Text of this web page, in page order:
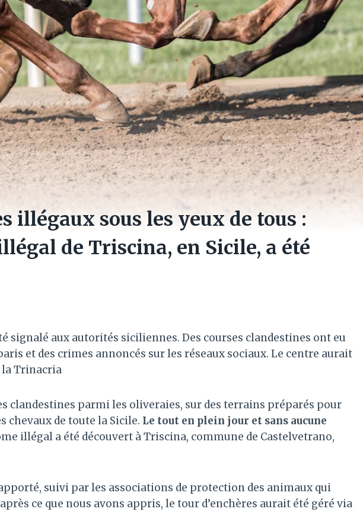
illégaux sous les yeux de tous :
de Triscina, en Sicile, a été
signalé aux autorités siciliennes. Des courses clandestines ont eu
et des crimes annoncés sur les réseaux sociaux. Le centre aurait
la Trinacria
clandestines parmi les oliveraies, sur des terrains préparés pour
chevaux de toute la Sicile. Le tout en plein jour et sans aucune
illégal a été découvert à Triscina, commune de Castelvetrano,
suivi par les associations de protection des animaux qui
ce que nous avons appris, le tour d’enchères aurait été géré via